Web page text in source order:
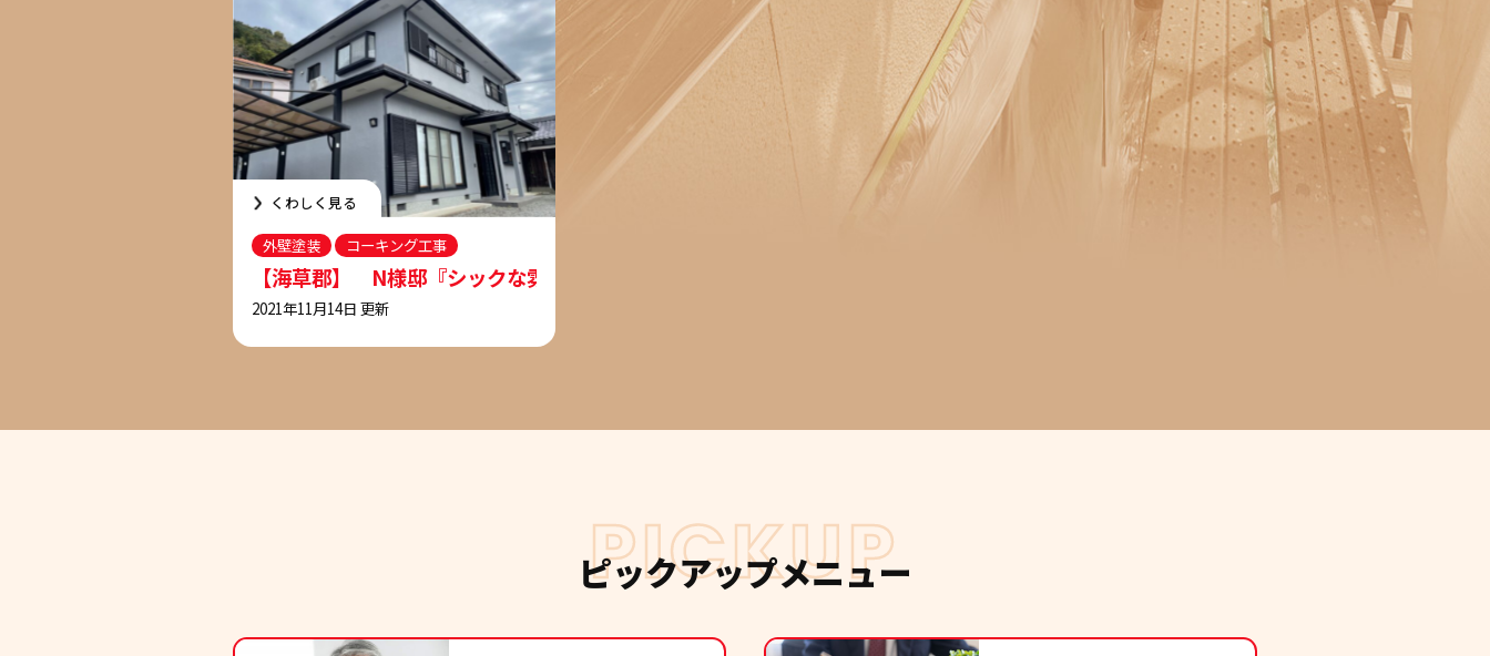
くわしく見る
【海草郡】 N様邸『シックな雰囲気のライトグレーの外壁がブラックの付帯部に似合う素敵なお家に…✧』
2021年11月14日 更新
外壁塗装 コーキング工事
PICKUP
ピックアップメニュー